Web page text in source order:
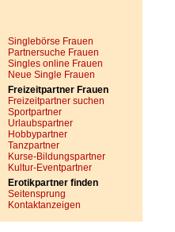
Singlebörse Frauen
Partnersuche Frauen
Singles online Frauen
Neue Single Frauen
Freizeitpartner Frauen
Freizeitpartner suchen
Sportpartner
Urlaubspartner
Hobbypartner
Tanzpartner
Kurse-Bildungspartner
Kultur-Eventpartner
Erotikpartner finden
Seitensprung
Kontaktanzeigen